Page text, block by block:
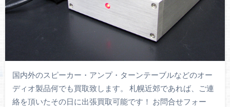
国内外のスピーカー・アンプ・ターンテーブルなどのオー
ディオ製品何でも買取致します。 札幌近郊であれば、ご連
絡を頂いたその日に出張買取可能です！ お問合せフォー